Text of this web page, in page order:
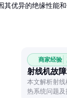
其优异的绝缘性能
商家经验
射线机故
本文解析射
热系统问题及